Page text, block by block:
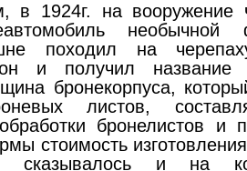
в 1924г. на
походил на
и получил
бронекорпуса,
листов,
бронелистов и
стоимость
сказывалось и на